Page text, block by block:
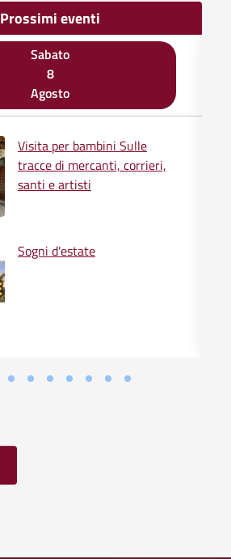
Prossimi eventi
Sabato
8
Agosto
Visita per bambini Sulle
tracce di mercanti, corrieri,
santi e artisti
Sogni d'estate